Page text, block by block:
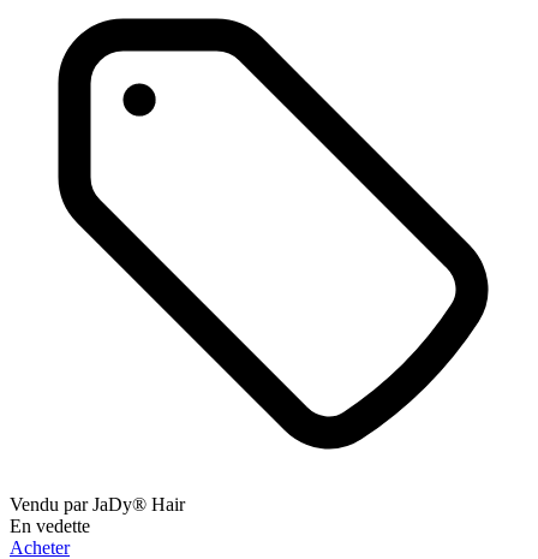
Vendu parJaDy® Hair
En vedette
Acheter